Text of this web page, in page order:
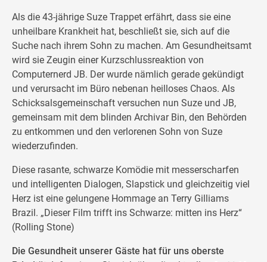
Als die 43-jährige Suze Trappet erfährt, dass sie eine
unheilbare Krankheit hat, beschließt sie, sich auf die
Suche nach ihrem Sohn zu machen. Am Gesundheitsamt
wird sie Zeugin einer Kurzschlussreaktion von
Computernerd JB. Der wurde nämlich gerade gekündigt
und verursacht im Büro nebenan heilloses Chaos. Als
Schicksalsgemeinschaft versuchen nun Suze und JB,
gemeinsam mit dem blinden Archivar Bin, den Behörden
zu entkommen und den verlorenen Sohn von Suze
wiederzufinden.
Diese rasante, schwarze Komödie mit messerscharfen
und intelligenten Dialogen, Slapstick und gleichzeitig viel
Herz ist eine gelungene Hommage an Terry Gilliams
Brazil. „Dieser Film trifft ins Schwarze: mitten ins Herz“
(Rolling Stone)
Die Gesundheit unserer Gäste hat für uns oberste